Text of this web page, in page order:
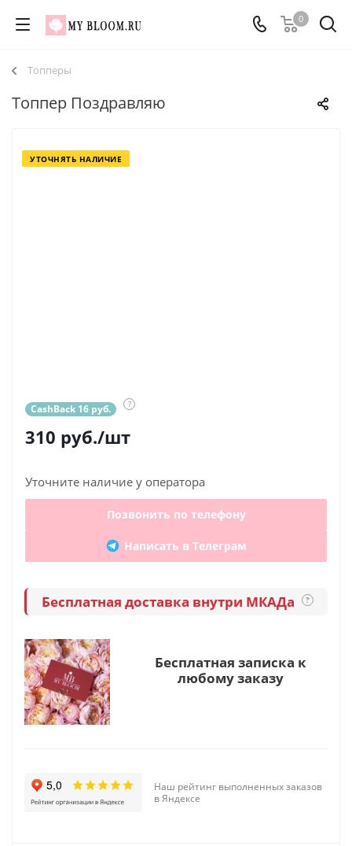
0
Топперы
Топпер Поздравляю
УТОЧНЯТЬ НАЛИЧИЕ
CashBack 16 руб. ?
310 руб./шт
Уточните наличие у оператора
Позвонить по телефону
Написать в Телеграм
Бесплатная доставка внутри МКАДа ?
Бесплатная записка к
любому заказу
Наш рейтинг выполненных заказов
в Яндексе